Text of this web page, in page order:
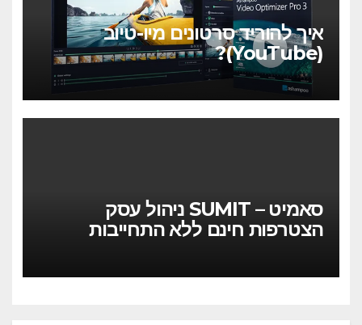
איך להוריד סרטונים מיו-טיוב
(YouTube)?
סאמיט – SUMIT ניהול עסק
הצטרפות חינם ללא התחייבות